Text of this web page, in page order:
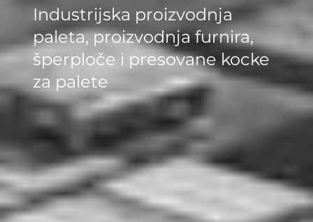
Industrijska proizvodnja
paleta, proizvodnja furnira,
šperploče i presovane kocke
za palete